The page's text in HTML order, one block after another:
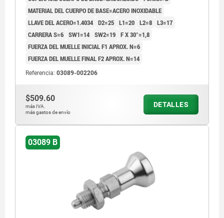
MATERIAL DEL CUERPO DE BASE=ACERO INOXIDABLE
LLAVE DEL ACERO=1.4034 D2=25 L1=20 L2=8 L3=17
CARRERA S=6 SW1=14 SW2=19 F X 30°=1,8
FUERZA DEL MUELLE INICIAL F1 APROX. N=6
FUERZA DEL MUELLE FINAL F2 APROX. N=14
Referencia: 03089-002206
$509.60
más IVA.
más gastos de envío
DETALLES
03089 B